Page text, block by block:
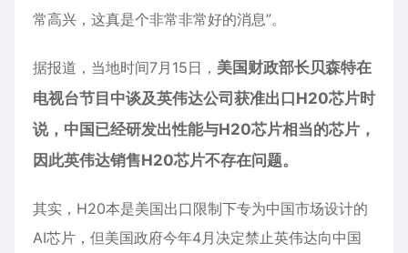
常高兴，这真是个非常非常好的消息”。
据报道，当地时间7月15日， 美国财政部长贝森特在
电视台节目中谈及英伟达公司获准出口H20芯片时
说，中国已经研发出性能与H20芯片相当的芯片，
因此英伟达销售H20芯片不存在问题。
其实，H20本是美国出口限制下专为中国市场设计的
AI芯片，但美国政府今年4月决定禁止英伟达向中国